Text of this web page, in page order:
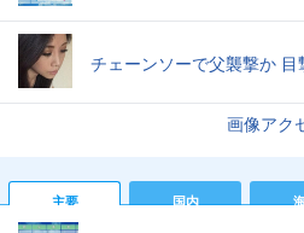
チェーンソーで父襲撃か 目
画像アク
主要 国内